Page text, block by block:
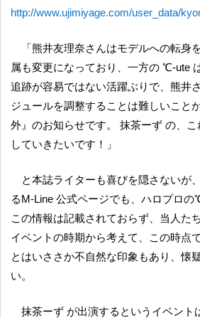
http://www.ujimiyage.com/user_data/
「熊井友理奈さんはモデルへの転身をはかって事務所の所
属も変更になっており、一方の ℃-ute
追跡が容易ではない活躍ぶりで、熊井
ジュールを調整することは難しいこと
外』のお知らせです。 抹茶ーず の、
していきたいです！」
と本誌ライターも喜びを隠さないが、熊井友理奈が所属す
るM-Line 公式ページでも、ハロプロの
この情報は記載されておらず、当人た
イベントの時期から考えて、この時点
とはいささか不自然な印象もあり、懐
い。
抹茶ーず が出演するというイベントは、10月4日の日曜日